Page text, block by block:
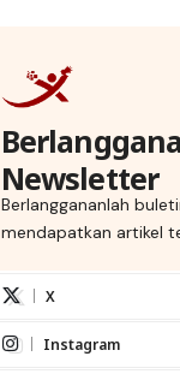
Newsletter
Berlanggananlah
mendapatkan artikel
X
Instagram